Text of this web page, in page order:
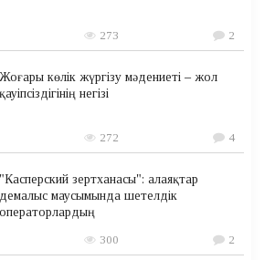
273 2
Жоғары көлік жүргізу мәдениеті – жол
қауіпсіздігінің негізі
272 4
"Касперский зертханасы": алаяқтар
демалыс маусымында шетелдік
операторлардың
300 2